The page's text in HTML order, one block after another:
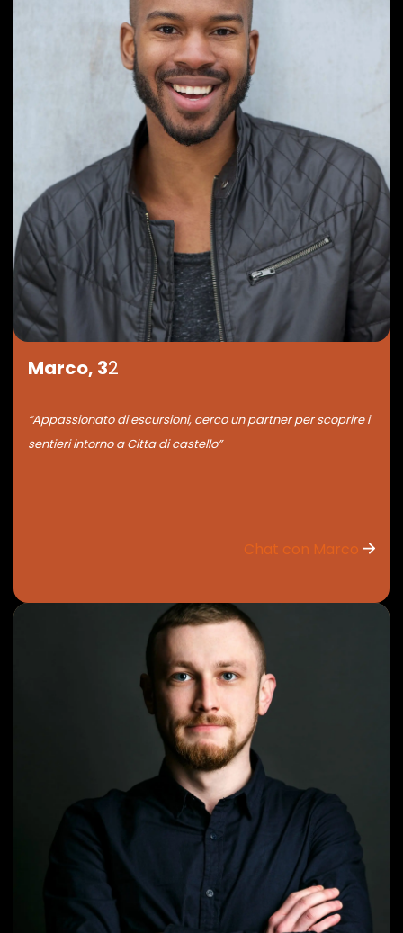
Marco, 32
“Appassionato di escursioni, cerco un partner per scoprire i
sentieri intorno a Citta di castello”
Chat con Marco